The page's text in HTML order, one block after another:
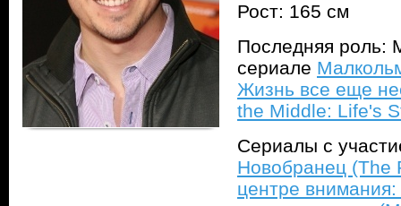
Рост: 165 см
Последняя роль:
сериале
Жизнь все еще
the Middle: Life's
Сериалы с
Новобранец (The
центре